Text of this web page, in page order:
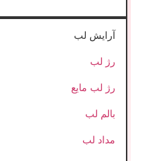
آرایش لب
رژ لب
رژ لب مایع
بالم لب
مداد لب